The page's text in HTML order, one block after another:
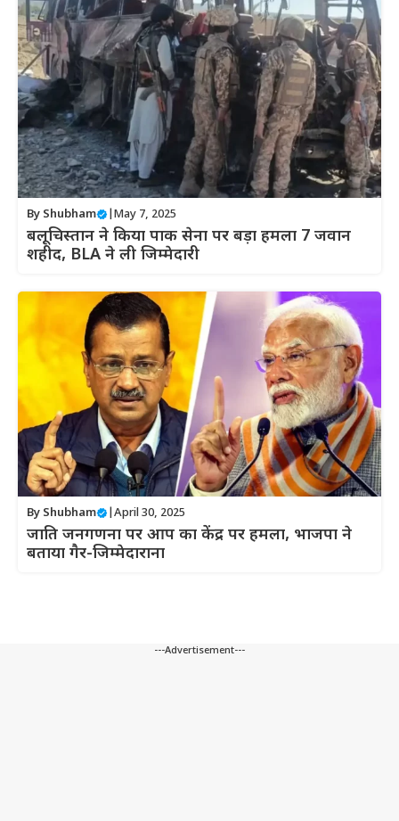
By Shubham May 7, 2025
बलूचिस्तान ने किया पाक सेना पर बड़ा हमला 7 जवान
शहीद, BLA ने ली जिम्मेदारी
By Shubham April 30, 2025
जाति जनगणना पर आप का केंद्र पर हमला, भाजपा ने
बताया गैर-जिम्मेदाराना
---Advertisement---